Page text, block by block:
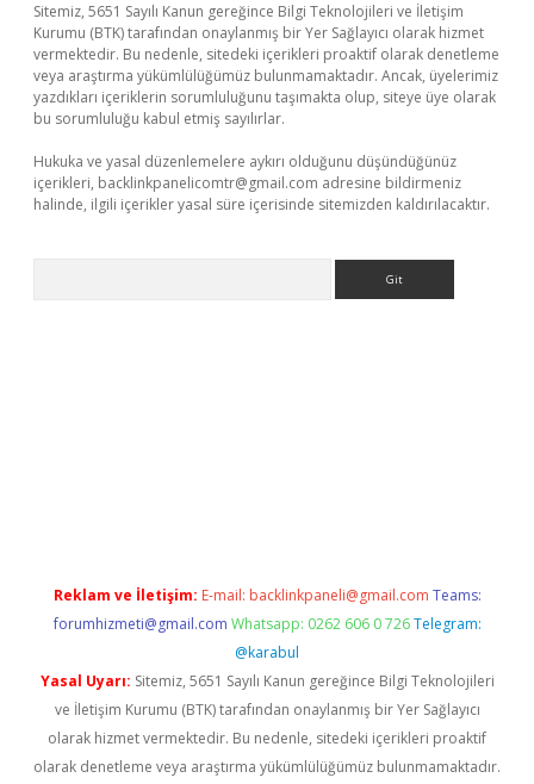
Sitemiz, 5651 Sayılı Kanun gereğince Bilgi Teknolojileri ve İletişim
Kurumu (BTK) tarafından onaylanmış bir Yer Sağlayıcı olarak hizmet
vermektedir. Bu nedenle, sitedeki içerikleri proaktif olarak denetleme
veya araştırma yükümlülüğümüz bulunmamaktadır. Ancak, üyelerimiz
yazdıkları içeriklerin sorumluluğunu taşımakta olup, siteye üye olarak
bu sorumluluğu kabul etmiş sayılırlar.
Hukuka ve yasal düzenlemelere aykırı olduğunu düşündüğünüz
içerikleri, backlinkpanelicomtr@gmail.com adresine bildirmeniz
halinde, ilgili içerikler yasal süre içerisinde sitemizden kaldırılacaktır.
Reklam ve İletişim: E-mail: backlinkpaneli@gmail.com Teams:
forumhizmeti@gmail.com Whatsapp: 0262 606 0 726 Telegram:
@karabul
Yasal Uyarı: Sitemiz, 5651 Sayılı Kanun gereğince Bilgi Teknolojileri
ve İletişim Kurumu (BTK) tarafından onaylanmış bir Yer Sağlayıcı
olarak hizmet vermektedir. Bu nedenle, sitedeki içerikleri proaktif
olarak denetleme veya araştırma yükümlülüğümüz bulunmamaktadır.